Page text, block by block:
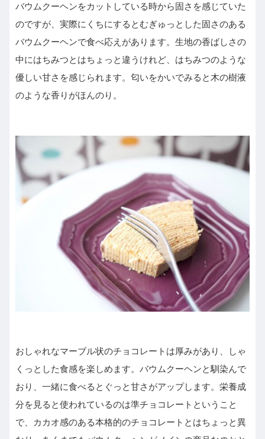
バウムクーヘンをカットしている時から固さを感じていた
のですが、実際にくちにするとむぎゅっとした固さのある
バウムクーヘンで食べ応えがあります。生地の香ばしさの
中にはちみつとはちょっと違うけれど、はちみつのような
優しい甘さを感じられます。匂いをかいでみると木の樹液
のような香りがほんのり。
おしゃれなマーブル状のチョコレートは厚みがあり、しゃ
くっとした食感を楽しめます。バウムクーヘンと馴染んで
おり、一緒に食べるとぐっと甘さがアップします。栄養成
分を見ると使われているのは準チョコレートということ
で、カカオ感のある本格的のチョコレートとはちょっと異